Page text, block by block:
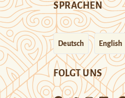
SPRACHEN
Deutsch English
FOLGT UNS